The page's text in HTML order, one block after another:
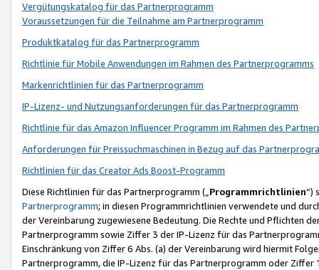
Vergütungskatalog für das Partnerprogramm
Voraussetzungen für die Teilnahme am Partnerprogramm
Produktkatalog für das Partnerprogramm
Richtlinie für Mobile Anwendungen im Rahmen des Partnerprogramms
Markenrichtlinien für das Partnerprogramm
IP-Lizenz- und Nutzungsanforderungen für das Partnerprogramm
Richtlinie für das Amazon Influencer Programm im Rahmen des
Anforderungen für Preissuchmaschinen in Bezug auf das
Richtlinien für das Creator Ads Boost-Programm
Diese Richtlinien für das Partnerprogramm („Programmrichtlinien“)
Partnerprogramm; in diesen Programmrichtlinien verwendete und
der Vereinbarung zugewiesene Bedeutung. Die Rechte und Pflichten
Partnerprogramm sowie Ziffer 3 der IP-Lizenz für das
Einschränkung von Ziffer 6 Abs. (a) der Vereinbarung wird hiermit
Partnerprogramm, die IP-Lizenz für das Partnerprogramm oder